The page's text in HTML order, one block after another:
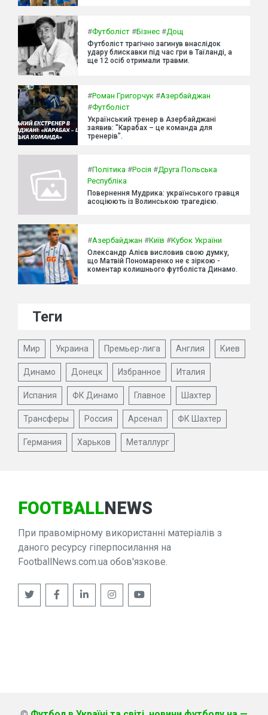
#Футболіст #Бізнес #Дощ
Футболіст трагічно загинув внаслідок
удару блискавки під час гри в Таїланді, а
ще 12 осіб отримали травми.
#Роман Григорчук #Азербайджан
#Футболіст
Український тренер в Азербайджані
заявив: "Карабах – це команда для
тренерів".
#Політика #Росія #Друга Польська
Республіка
Повернення Мудрика: українського гравця
асоціюють із Волинською трагедією.
#Азербайджан #Київ #Кубок України
Олександр Алієв висловив свою думку,
що Матвій Пономаренко не є зіркою -
коментар колишнього футболіста Динамо.
Теги
Мир Украина Премьер-лига Англия Киев
Динамо Донецк Избранное Италия
Испания ФК Динамо Главное Шахтер
Трансферы Россия Арсенал ФК Шахтер
Германия Харьков Металлург
FOOTBALLNEWS
При правомірному використанні матеріалів з
даного ресурсу гіперпосилання на
FootballNews.com.ua обов'язкове.